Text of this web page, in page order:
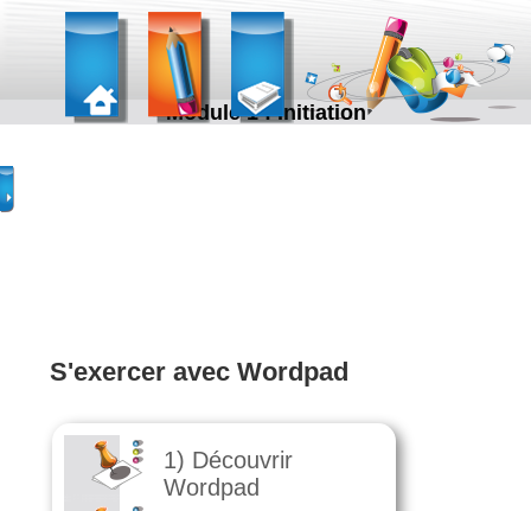
Module 1 : Initiation
S'exercer avec Wordpad
1) Découvrir
Wordpad